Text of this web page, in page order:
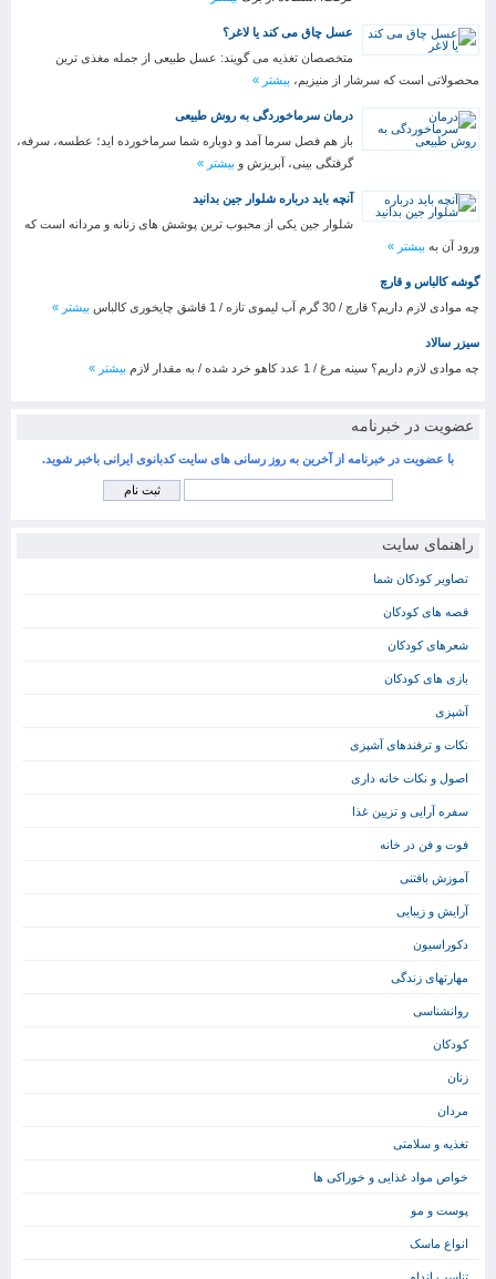
عسل چاق می کند یا لاغر؟
متخصصان تغذیه می گویند: عسل طبیعی از جمله مغذی ترین
محصولاتی است که سرشار از منیزیم، بیشتر »
درمان سرماخوردگی به روش طبیعی
باز هم فصل سرما آمد و دوباره شما سرماخورده اید؛ عطسه، سرفه،
گرفتگی بینی، آبریزش و بیشتر »
آنچه باید درباره شلوار جین بدانید
شلوار جین یکی از محبوب ترین پوشش های زنانه و مردانه است که
ورود آن به بیشتر »
گوشه کالباس و قارچ
چه موادی لازم داریم؟ قارچ / 30 گرم آب لیموی تازه / 1 قاشق چایخوری کالباس
بیشتر »
سیزر سالاد
چه موادی لازم داریم؟ سینه مرغ / 1 عدد کاهو خرد شده / به مقدار لازم
بیشتر »
عضویت در خبرنامه
با عضویت در خبرنامه از آخرین به روز رسانی های سایت کدبانوی ایرانی باخبر شوید.
راهنمای سایت
تصاویر کودکان شما
قصه های کودکان
شعرهای کودکان
بازی های کودکان
آشپزی
نکات و ترفندهای آشپزی
اصول و نکات خانه داری
سفره آرایی و تزیین غذا
فوت و فن در خانه
آموزش بافتنی
آرایش و زیبایی
دکوراسیون
مهارتهای زندگی
روانشناسی
کودکان
زنان
مردان
تغذیه و سلامتی
خواص مواد غذایی و خوراکی ها
پوست و مو
انواع ماسک